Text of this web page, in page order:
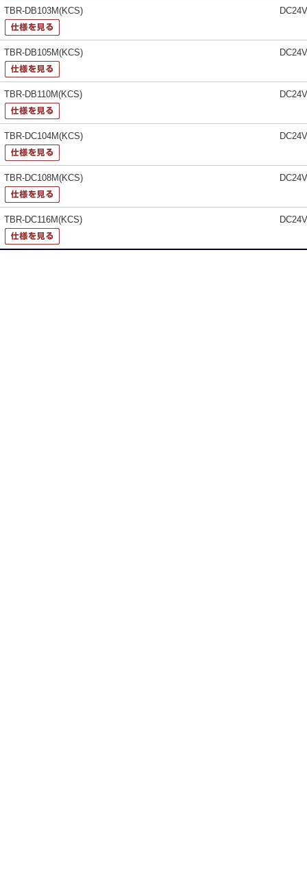
TBR-DB103M(KCS)
TBR-DB105M(KCS)
TBR-DB110M(KCS)
TBR-DC104M(KCS)
TBR-DC108M(KCS)
TBR-DC116M(KCS)